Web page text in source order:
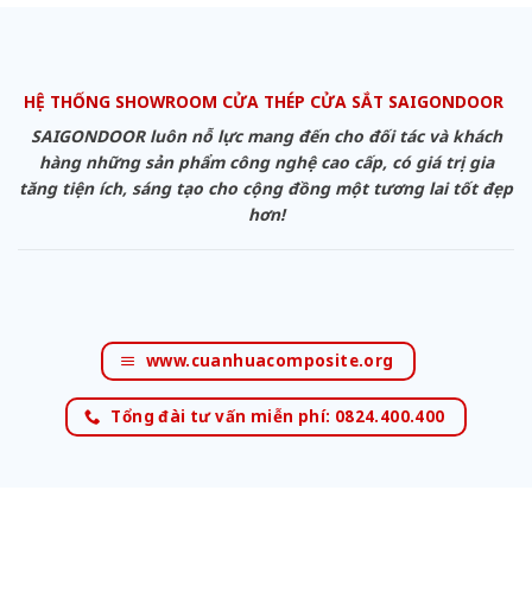
HỆ THỐNG SHOWROOM CỬA THÉP CỬA SẮT SAIGONDOOR
SAIGONDOOR luôn nỗ lực mang đến cho đối tác và khách
hàng những sản phẩm công nghệ cao cấp, có giá trị gia
tăng tiện ích, sáng tạo cho cộng đồng một tương lai tốt đẹp
hơn!
www.cuanhuacomposite.org
Tổng đài tư vấn miễn phí: 0824.400.400